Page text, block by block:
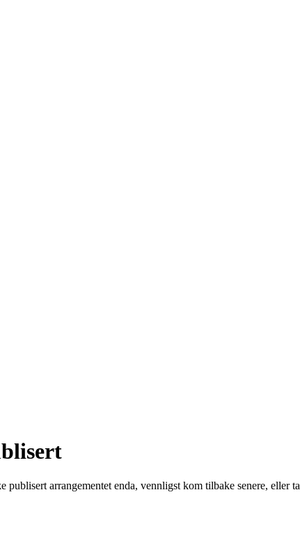
publisert arrangementet enda, vennligst kom tilbake senere, eller